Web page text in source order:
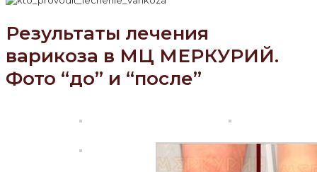
Результаты лечения
варикоза в МЦ МЕРКУРИЙ.
Фото “до” и “после”